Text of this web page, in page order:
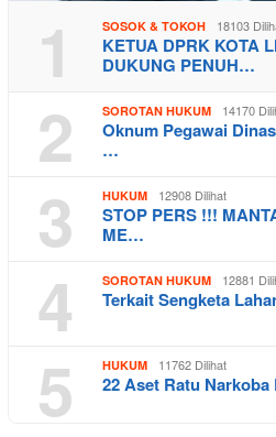
1 SOSOK & TOKOH 18103
KETUA DPRK KOTA
DUKUNG PENUH…
2 SOROTAN HUKUM 14170
Oknum Pegawai
…
3 HUKUM 12908 Dilihat
STOP PERS !!!
ME…
4 SOROTAN HUKUM 12881
Terkait Sengketa
5 HUKUM 11762 Dilihat
22 Aset Ratu